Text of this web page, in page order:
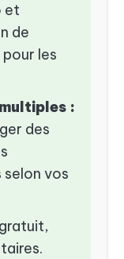
et
de
les
:
des
vos